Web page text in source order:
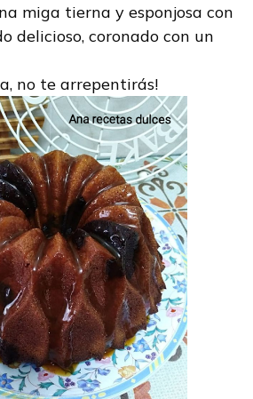
miga tierna y esponjosa con
delicioso, coronado con un
no te arrepentirás!